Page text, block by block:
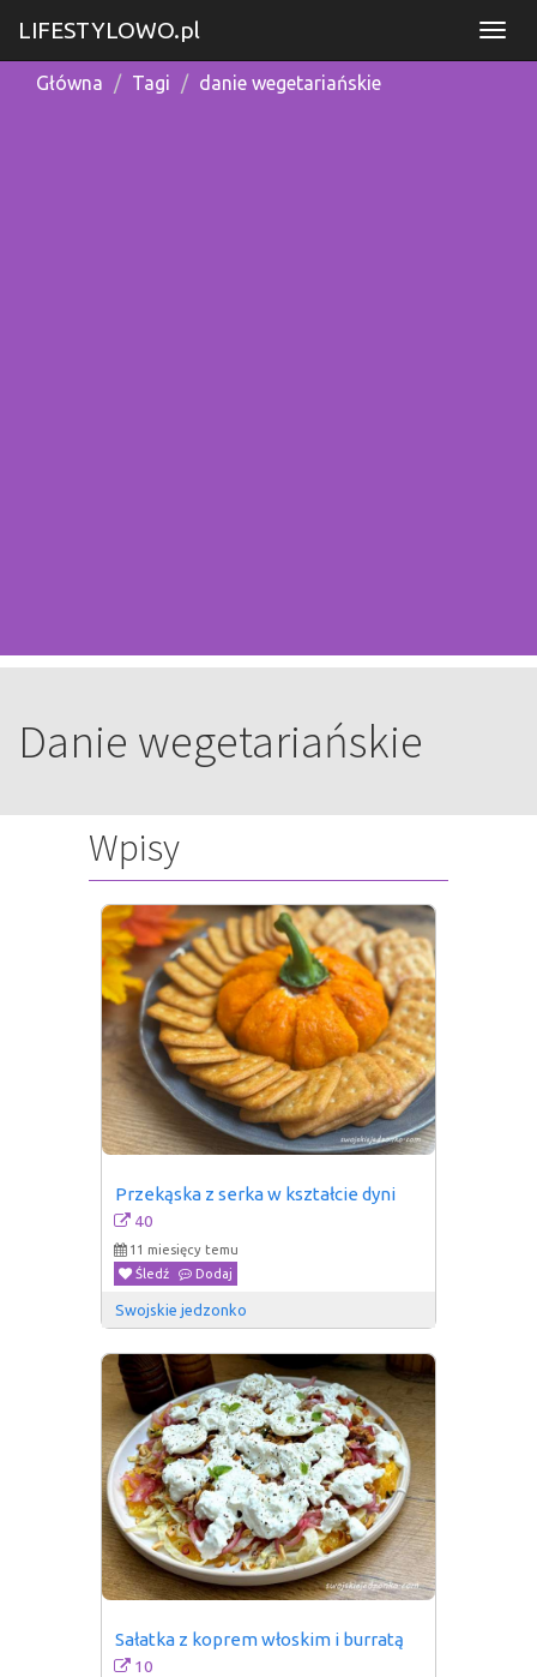
LIFESTYLOWO.pl
Główna Tagi danie wegetariańskie
Danie wegetariańskie
Wpisy
Przekąska z serka w kształcie dyni
40
11 miesięcy temu
Śledź
Dodaj
Swojskie jedzonko
Sałatka z koprem włoskim i burratą
10